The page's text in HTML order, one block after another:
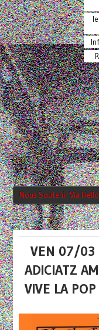
Nous Soutenir Via
VEN 07/03
ADICIATZ
VIVE LA POP